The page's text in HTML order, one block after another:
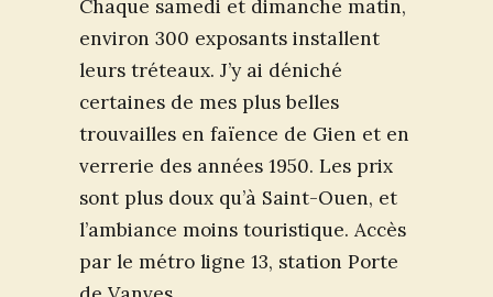
Chaque samedi et dimanche matin,
environ 300 exposants installent
leurs tréteaux. J’y ai déniché
certaines de mes plus belles
trouvailles en faïence de Gien et en
verrerie des années 1950. Les prix
sont plus doux qu’à Saint-Ouen, et
l’ambiance moins touristique. Accès
par le métro ligne 13, station Porte